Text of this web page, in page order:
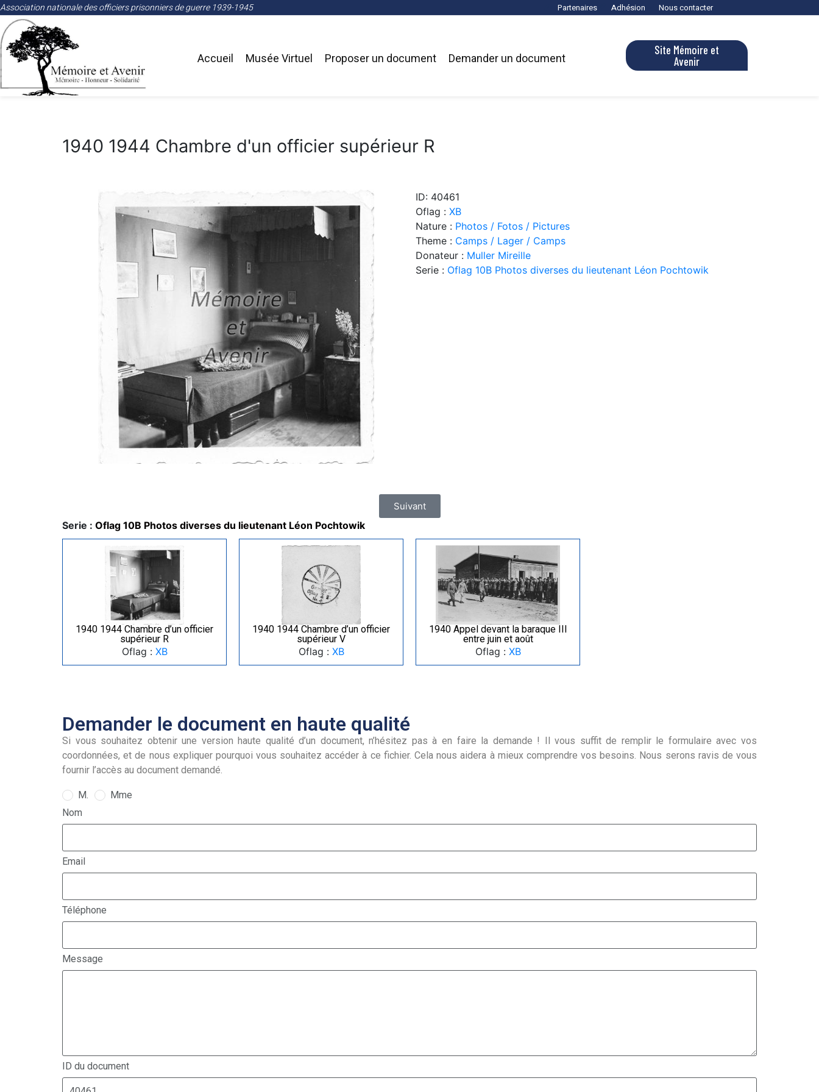
Association nationale des officiers prisonniers de guerre 1939-1945 Partenaires Adhésion Nous contacter
Accueil Musée Virtuel Proposer un document Demander un document
Site Mémoire et
Avenir
1940 1944 Chambre d'un officier supérieur R
ID: 40461
Oflag : XB
Nature : Photos / Fotos / Pictures
Theme : Camps / Lager / Camps
Donateur : Muller Mireille
Serie : Oflag 10B Photos diverses du lieutenant Léon Pochtowik
Suivant
Serie : Oflag 10B Photos diverses du lieutenant Léon Pochtowik
1940 1944 Chambre d’un officier
supérieur R
Oflag : XB
1940 1944 Chambre d’un officier
supérieur V
Oflag : XB
1940 Appel devant la baraque III
entre juin et août
Oflag : XB
Demander le document en haute qualité
Si vous souhaitez obtenir une version haute qualité d’un document, n’hésitez pas à en faire la demande ! Il vous suffit de remplir le formulaire avec vos
coordonnées, et de nous expliquer pourquoi vous souhaitez accéder à ce fichier. Cela nous aidera à mieux comprendre vos besoins. Nous serons ravis de vous
fournir l’accès au document demandé.
M.
Mme
Nom
Email
Téléphone
Message
ID du document